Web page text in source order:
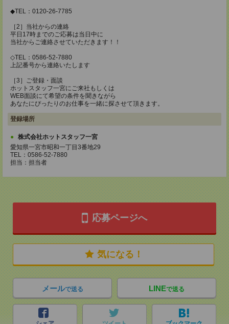
◆TEL：0120-26-7785
［2］当社からの連絡
平日17時までのご応募は当日中に
当社からご連絡させていただきます！！
◇TEL：0586-52-7880
上記番号から連絡いたします
［3］ご登録・面談
ホットスタッフ一宮にご来社もしくは
WEB面談にて希望の条件を聞きながら
あなたにぴったりのお仕事を一緒に探させて頂きます。
登録場所
株式会社ホットスタッフ一宮
愛知県一宮市昭和一丁目3番地29
TEL：0586-52-7880
担当：担当者
応募ページへ
気になる！
メールで送る LINEで送る